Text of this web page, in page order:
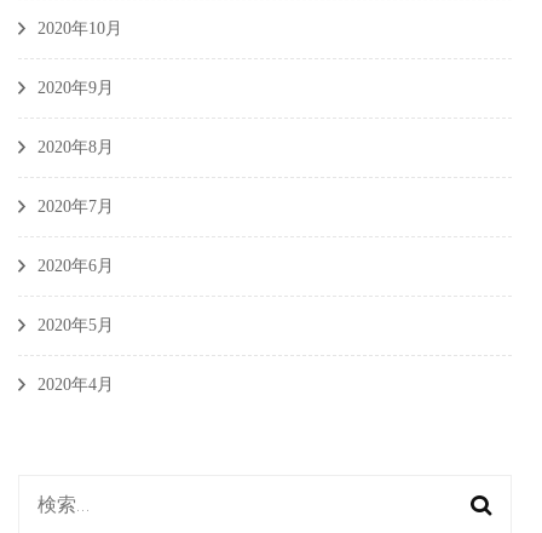
2020年10月
2020年9月
2020年8月
2020年7月
2020年6月
2020年5月
2020年4月
検